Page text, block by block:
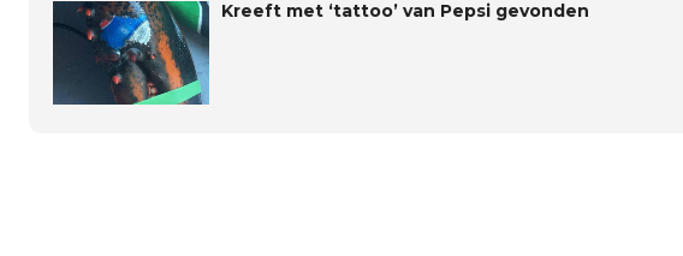
Kreeft met ‘tattoo’ van Pepsi gevonden